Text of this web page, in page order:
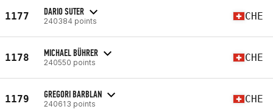
1177 DARIO SUTER
240384 points CHE
1178 MICHAEL BÜHRER
240550 points CHE
1179 GREGORI BARBLAN
240613 points CHE